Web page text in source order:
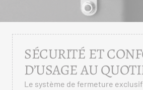
SÉCURITÉ ET
D’USAGE AU
Le système de fermeture